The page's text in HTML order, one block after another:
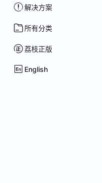
解决方案
所有分类
荔枝正版
English